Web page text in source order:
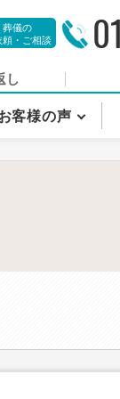
葬儀の
頼・ご相談
し
客様の声